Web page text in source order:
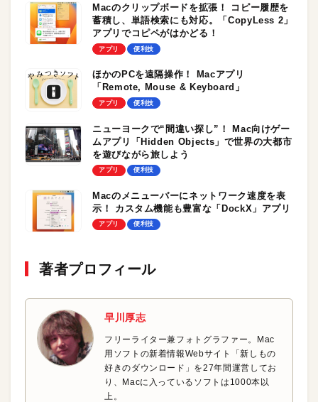
Macのクリップボードを拡張！ コピー履歴を
蓄積し、単語検索にも対応。「CopyLess 2」
アプリでコピペがはかどる！
アプリ 便利技
ほかのPCを遠隔操作！ Macアプリ
「Remote, Mouse & Keyboard」
アプリ 便利技
ニューヨークで“間違い探し”！ Mac向けゲー
ムアプリ「Hidden Objects」で世界の大都市
を遊びながら旅しよう
アプリ 便利技
Macのメニューバーにネットワーク速度を表
示！ カスタム機能も豊富な「DockX」アプリ
アプリ 便利技
著者プロフィール
早川厚志
フリーライター兼フォトグラファー。Mac
用ソフトの新着情報Webサイト「新しもの
好きのダウンロード」を27年間運営してお
り、Macに入っているソフトは1000本以
上。